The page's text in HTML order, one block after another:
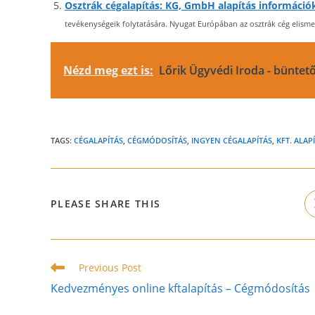
Osztrák cégalapítás: KG, GmbH alapítás
tevékenységeik folytatására. Nyugat Európában az osztrák cég
Nézd meg ezt is: Lőrik Ügyvédi Iroda -
TAGS: CÉGALAPÍTÁS CÉGMÓDOSÍTÁS INGYEN CÉGALAPÍTÁS KFT.
PLEASE SHARE THIS
Read
articles
Previous Post
Kedvezményes online kftalapítás – Cégmódosítás